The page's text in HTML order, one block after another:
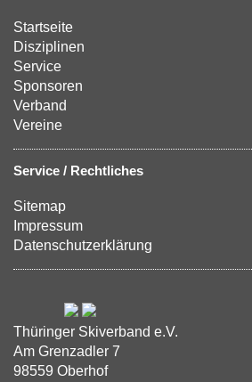
Startseite
Disziplinen
Service
Sponsoren
Verband
Vereine
Service / Rechtliches
Sitemap
Impressum
Datenschutzerklärung
Thüringer Skiverband e.V.
Am Grenzadler 7
98559 Oberhof